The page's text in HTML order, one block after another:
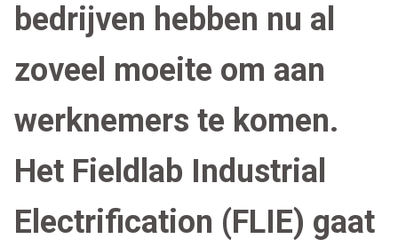
bedrijven hebben nu al
zoveel moeite om aan
werknemers te komen.
Het Fieldlab Industrial
Electrification (FLIE) gaat